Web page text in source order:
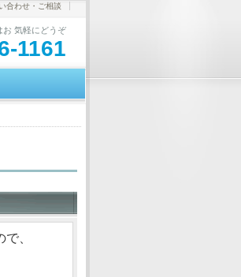
お 気軽にどうぞ
1161
合わせ・ご相談
、